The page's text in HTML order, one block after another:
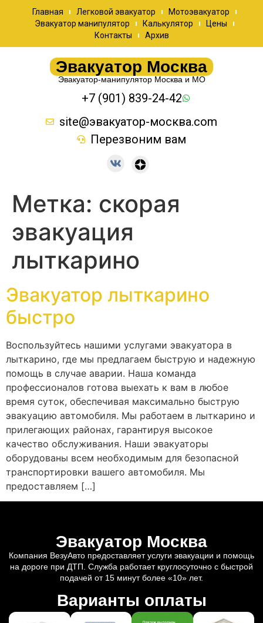
Главная Легковой эвакуатор
Мотоэвакуатор
Эвакуатор манипулятор
Калькулятор
Цены
Контакты
Архив
Эвакуатор Москва
Эвакуатор-манипулятор Москва и МО
+7 (901) 839-24-42
site@эвакуатор-москва.com
Перезвоним вам
Метка: скорая
эвакуация
лыткарино
Эвакуатор лыткарино
быстро
Воспользуйтесь нашими услугами эвакуатора в
лыткарино, где мы предлагаем быструю и надежную
помощь в случае аварии. Наша команда
профессионалов готова выехать к вам в любое
время суток, обеспечивая максимально быструю
эвакуацию автомобиля. Мы работаем в лыткарино и
прилегающих районах, гарантируя высокое
качество обслуживания. Наши эвакуаторы
оборудованы всем необходимым для безопасной
транспортировки вашего автомобиля. Мы
предоставляем […]
Эвакуатор Москва
Компания ВезуАвто предоставляет услуги эвакуации и помощь
на дороге при ДТП. Служба работает круглосуточно с быстрой
подачей от 15 минут более «10» лет.
Варианты оплаты